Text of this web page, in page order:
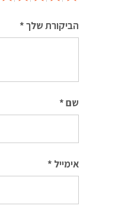
הביקורת שלך*
שם*
אימייל *